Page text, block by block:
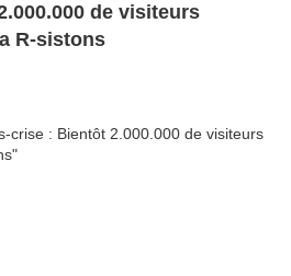
de visiteurs
R-sistons